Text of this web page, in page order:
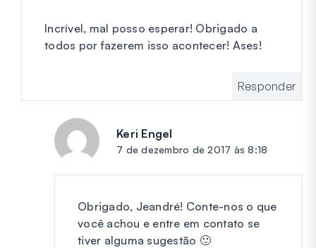
Incrível, mal posso esperar! Obrigado a
todos por fazerem isso acontecer! Ases!
Responder
Keri Engel
7 de dezembro de 2017 às 8:18
Obrigado, Jeandré! Conte-nos o que
você achou e entre em contato se
tiver alguma sugestão 🙂